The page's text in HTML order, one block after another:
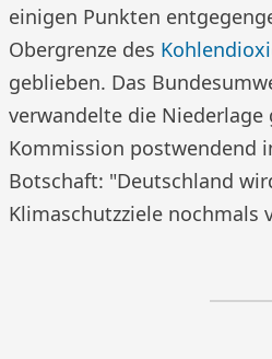
einigen Punkten
Obergrenze des
geblieben. Das
verwandelte die Niederlage
Kommission postwendend
Botschaft: "Deutschland
Klimaschutzziele nochmals